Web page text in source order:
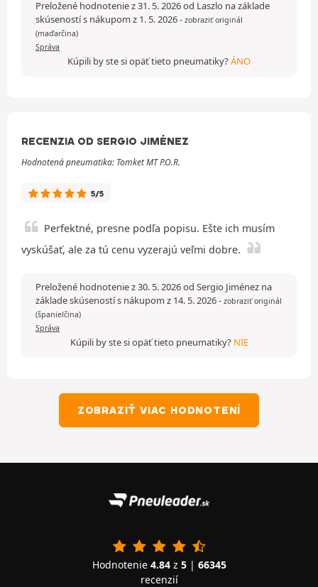
Preložené hodnotenie z 31. 5. 2026 od Laszlo na základe
skúseností s nákupom z 1. 5. 2026- zobraziť originál
(maďarčina)
Správa
Kúpili by ste si opäť tieto pneumatiky?ÁNO
RECENZIA OD SERGIO JIMÉNEZ
Hodnotená pneumatika: Tomket MT P.O.R.
5/5
Perfektné, presne podľa popisu. Ešte ich musím
vyskúšať, ale za tú cenu vyzerajú veľmi dobre.
Preložené hodnotenie z 30. 5. 2026 od Sergio Jiménez na
základe skúseností s nákupom z 14. 5. 2026- zobraziť originál
(španielčina)
Správa
Kúpili by ste si opäť tieto pneumatiky? NIE
ZOBRAZIŤ VIAC HODNOTENÍ
Hodnotenie 4.84z 5| 66345
recenzií